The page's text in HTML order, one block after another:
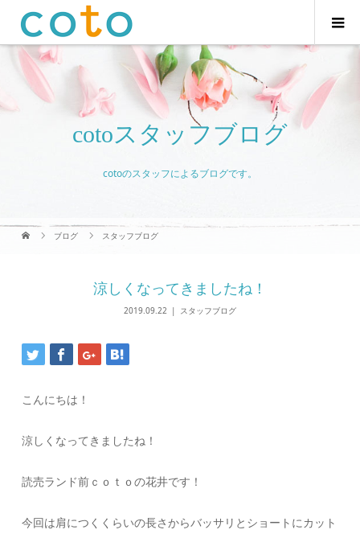
cotoスタッフブログ
cotoのスタッフによるブログです。
ブログ スタッフブログ
涼しくなってきましたね！
2019.09.22 スタッフブログ
こんにちは！
涼しくなってきましたね！
読売ランド前ｃｏｔｏの花井です！
今回は肩につくくらいの長さからバッサリとショートにカット